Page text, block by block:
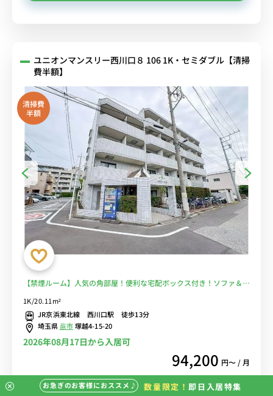
ユニオンマンスリー西川口８ 106 1K・セミダブル【清掃
費半額】
清掃費
半額
【禁煙ルーム】人気の角部屋！便利な宅配ボックス付き！ソファ＆ロ
前には24時間営業の東武ストアやドン・キホーテがあり買い物に便
利■選べるWi-Fi格安レンタル中！
1K/20.11m²
JR京浜東北線 西川口駅 徒歩13分
埼玉県蕨市塚越4-15-20
2026年08月17日から入居可
94,200 円〜 / 月
お急ぎのお客様におススメ♪ 数量限定！ 即日入居特集